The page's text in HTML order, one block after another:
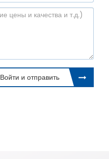
Войти и отправить